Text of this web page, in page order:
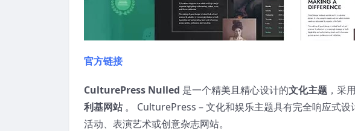
官方链接
CulturePress Nulled 是一个精美且精心设计的文化主题 ，采
利基网站。 CulturePress – 文化和娱乐主题具有完全响应式设
活动、表演艺术或创意杂志网站。